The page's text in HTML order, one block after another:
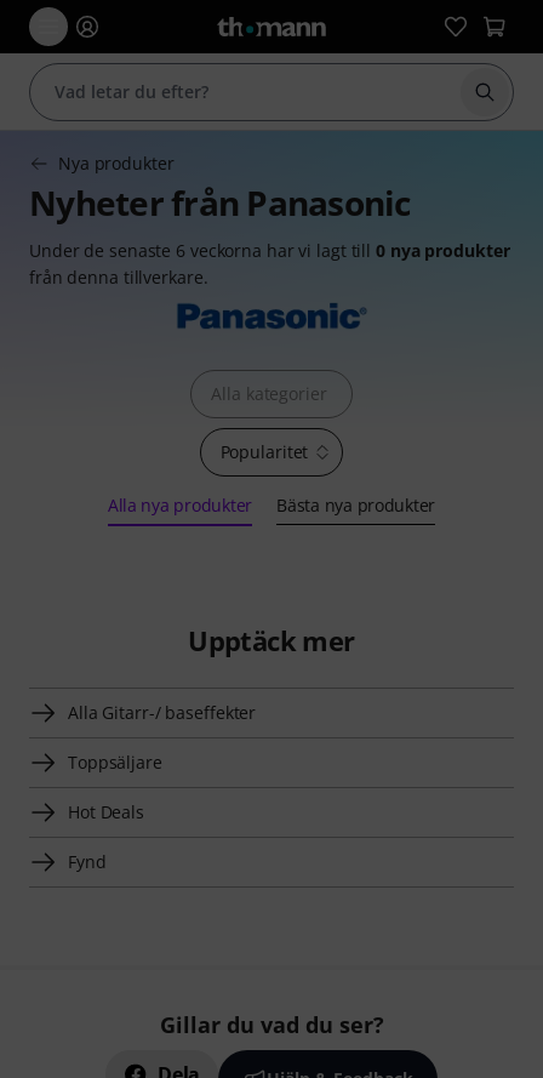
Börja
Nya produkter
Nyheter från Panasonic
Under de senaste 6 veckorna har vi lagt till0 nya produkter
från denna tillverkare.
Popularitet
Alla kategorier
Alla nya produkter Bästa nya produkter
Upptäck mer
Alla Gitarr-/ baseffekter
Toppsäljare
Hot Deals
Fynd
Gillar du vad du ser?